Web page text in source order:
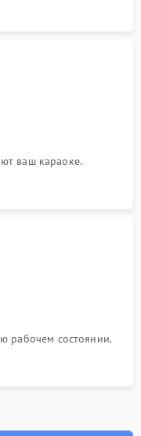
ваш караоке.
рабочем состоянии.